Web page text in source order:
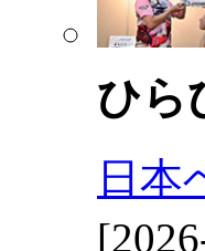
ひら
日本